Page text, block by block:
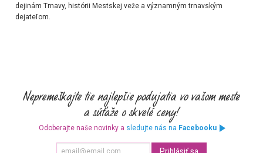
dejinám Trnavy, histórii Mestskej veže a významným trnavským
dejateľom.
Odoberajte naše novinky a sledujte nás na Facebooku